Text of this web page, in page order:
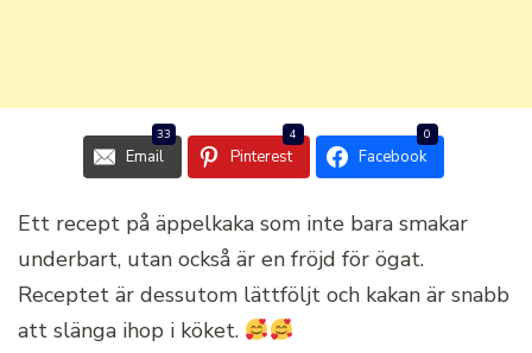
33
Email
4
Pinterest
0
Facebook
Ett recept på äppelkaka som inte bara smakar
underbart, utan också är en fröjd för ögat.
Receptet är dessutom lättföljt och kakan är snabb
att slänga ihop i köket.